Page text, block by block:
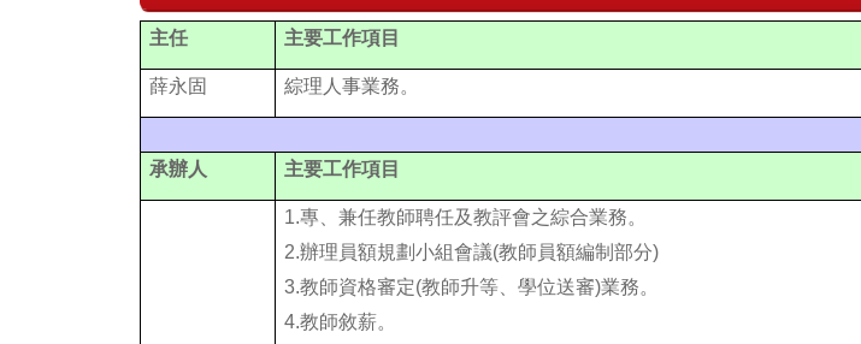
主任 主要工作項目
薛永固 綜理人事業務。
承辦人 主要工作項目
1.專、兼任教師聘任及教評會之綜合業務。
2.辦理員額規劃小組會議(教師員額編制部分)
3.教師資格審定(教師升等、學位送審)業務。
4.教師敘薪。